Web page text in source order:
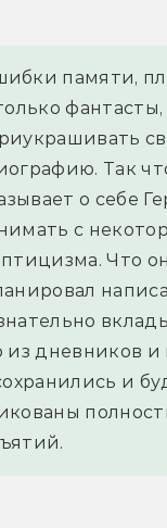
памяти,
Так
о себе
с
Что
из дневников и
и